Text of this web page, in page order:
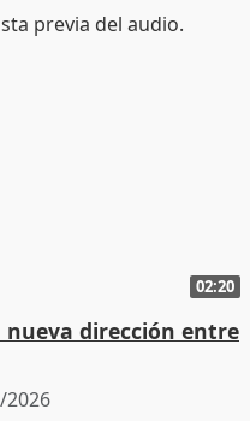
02:20
nueva dirección entre
2026